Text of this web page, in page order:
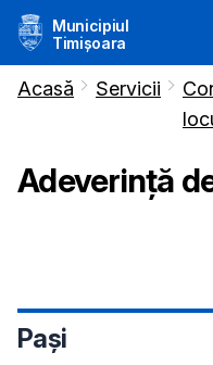
Municipiul
Timișoara
Acasă Servicii
Adeverinţă
Pași